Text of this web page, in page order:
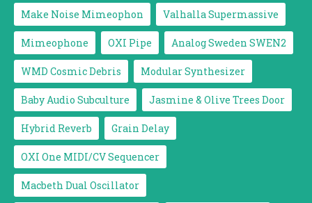
Make Noise Mimeophon Valhalla Supermassive
Mimeophone OXI Pipe Analog Sweden SWEN2
WMD Cosmic Debris Modular Synthesizer
Baby Audio Subculture Jasmine & Olive Trees Door
Hybrid Reverb Grain Delay
OXI One MIDI/CV Sequencer
Macbeth Dual Oscillator